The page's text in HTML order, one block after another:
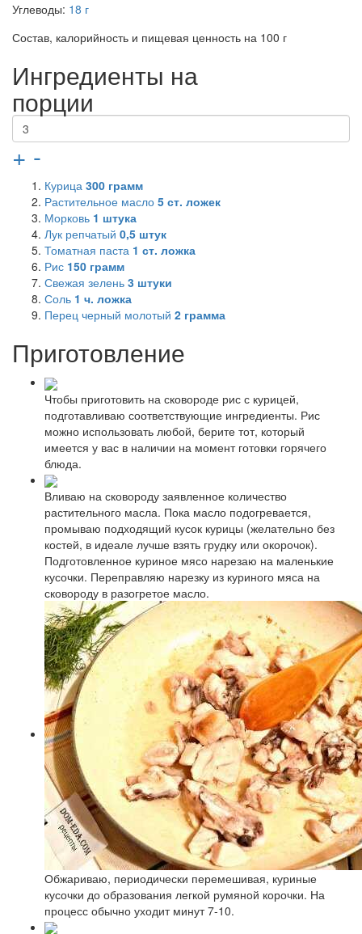
Углеводы: 18 г
Состав, калорийность и пищевая ценность на 100 г
Ингредиенты на
порции
+ -
Курица 300 грамм
Растительное масло 5 ст. ложек
Морковь 1 штука
Лук репчатый 0,5 штук
Томатная паста 1 ст. ложка
Рис 150 грамм
Свежая зелень 3 штуки
Соль 1 ч. ложка
Перец черный молотый 2 грамма
Приготовление
Чтобы приготовить на сковороде рис с курицей,
подготавливаю соответствующие ингредиенты. Рис
можно использовать любой, берите тот, который
имеется у вас в наличии на момент готовки горячего
блюда.
Вливаю на сковороду заявленное количество
растительного масла. Пока масло подогревается,
промываю подходящий кусок курицы (желательно без
костей, в идеале лучше взять грудку или окорочок).
Подготовленное куриное мясо нарезаю на маленькие
кусочки. Переправляю нарезку из куриного мяса на
сковороду в разогретое масло.
Обжариваю, периодически перемешивая, куриные
кусочки до образования легкой румяной корочки. На
процесс обычно уходит минут 7-10.